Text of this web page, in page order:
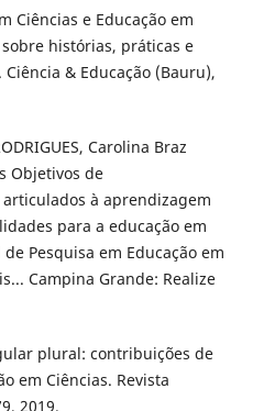
Ciências e Educação em
histórias, práticas e
& Educação (Bauru),
Carolina Braz
Objetivos de
à aprendizagem
para a educação em
Pesquisa em Educação em
Campina Grande: Realize
plural: contribuições de
em Ciências. Revista
2019.